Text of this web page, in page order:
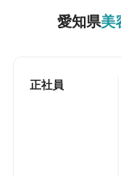
愛知県美
正社員